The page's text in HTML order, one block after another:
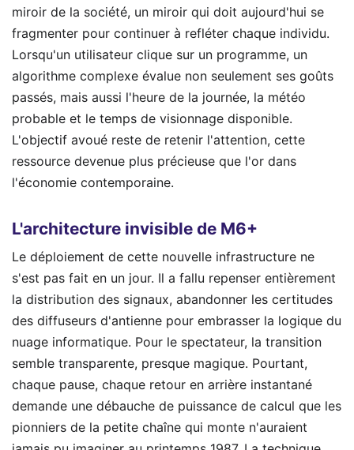
miroir de la société, un miroir qui doit aujourd'hui se
fragmenter pour continuer à refléter chaque individu.
Lorsqu'un utilisateur clique sur un programme, un
algorithme complexe évalue non seulement ses goûts
passés, mais aussi l'heure de la journée, la météo
probable et le temps de visionnage disponible.
L'objectif avoué reste de retenir l'attention, cette
ressource devenue plus précieuse que l'or dans
l'économie contemporaine.
L'architecture invisible de M6+
Le déploiement de cette nouvelle infrastructure ne
s'est pas fait en un jour. Il a fallu repenser entièrement
la distribution des signaux, abandonner les certitudes
des diffuseurs d'antienne pour embrasser la logique du
nuage informatique. Pour le spectateur, la transition
semble transparente, presque magique. Pourtant,
chaque pause, chaque retour en arrière instantané
demande une débauche de puissance de calcul que les
pionniers de la petite chaîne qui monte n'auraient